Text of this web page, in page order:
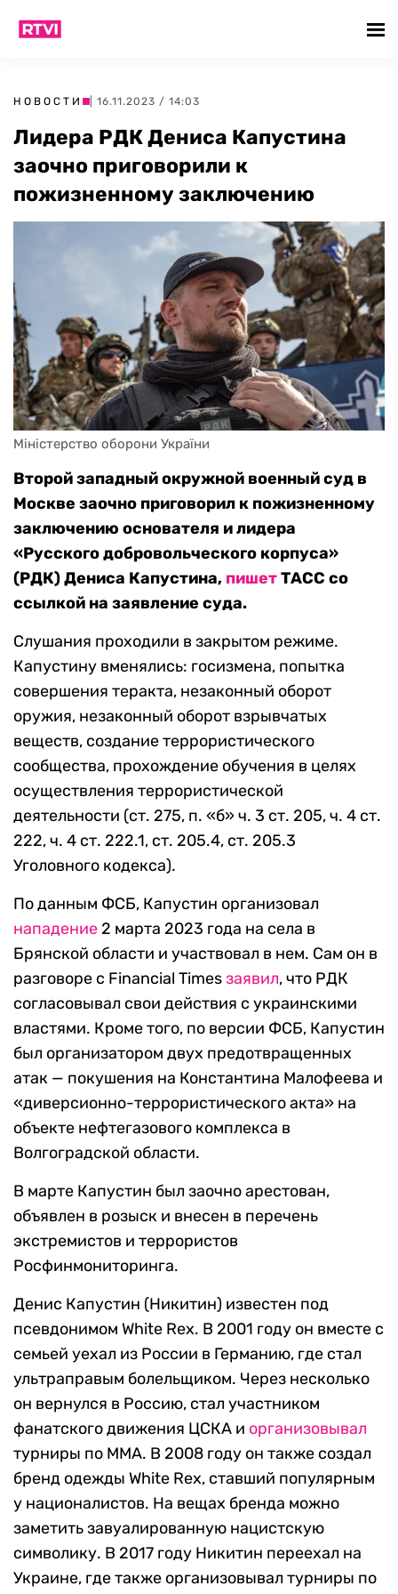
НОВОСТИ | 16.11.2023 / 14:03
Лидера РДК Дениса Капустина
заочно приговорили к
пожизненному заключению
Міністерство оборони України
Второй западный окружной военный суд в
Москве заочно приговорил к пожизненному
заключению основателя и лидера
«Русского добровольческого корпуса»
(РДК) Дениса Капустина, пишетТАСС со
ссылкой на заявление суда.
Слушания проходили в закрытом режиме.
Капустину вменялись: госизмена, попытка
совершения теракта, незаконный оборот
оружия, незаконный оборот взрывчатых
веществ, создание террористического
сообщества, прохождение обучения в целях
осуществления террористической
деятельности (ст. 275, п. «б» ч. 3 ст. 205, ч. 4 ст.
222, ч. 4 ст. 222.1, ст. 205.4, ст. 205.3
Уголовного кодекса).
По данным ФСБ, Капустин организовал
нападение2 марта 2023 года на села в
Брянской области и участвовал в нем. Сам он в
разговоре с Financial Timesзаявил, что РДК
согласовывал свои действия с украинскими
властями. Кроме того, по версии ФСБ, Капустин
был организатором двух предотвращенных
атак — покушения на Константина Малофеева и
«диверсионно-террористического акта» на
объекте нефтегазового комплекса в
Волгоградской области.
В марте Капустин был заочно арестован,
объявлен в розыск и внесен в перечень
экстремистов и террористов
Росфинмониторинга.
Денис Капустин (Никитин) известен под
псевдонимом White Rex. В 2001 году он вместе с
семьей уехал из России в Германию, где стал
ультраправым болельщиком. Через несколько
он вернулся в Россию, стал участником
фанатского движения ЦСКА и организовывал
турниры по ММА. В 2008 году он также создал
бренд одежды White Rex, ставший популярным
у националистов. На вещах бренда можно
заметить завуалированную нацистскую
символику. В 2017 году Никитин переехал на
Украине, где также организовывал турниры по